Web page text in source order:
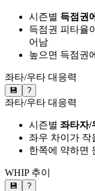
시즌별 득점권
득점권 피타율
어남
높으면 득점권
좌타/우타 대응력
💾 ?
좌타/우타 대응력
시즌별 좌타자/
좌우 차이가 작
한쪽에 약하면
WHIP 추이
💾 ?